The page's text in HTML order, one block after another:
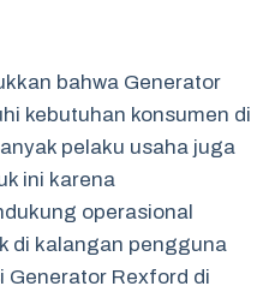
bahwa Generator
kebutuhan konsumen di
pelaku usaha juga
ini karena
operasional
di kalangan pengguna
Generator Rexford di